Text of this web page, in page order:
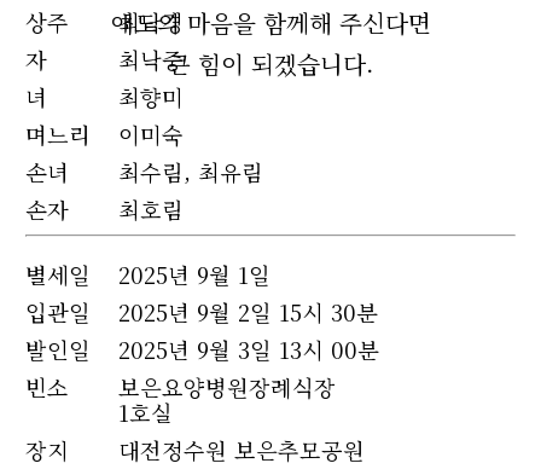
애도의 마음을 함께해 주신다면
큰 힘이 되겠습니다.
상주
최낙경
자
최낙중
녀
최향미
며느리
이미숙
손녀
최수림, 최유림
손자
최호림
별세일
2025년 9월 1일
입관일
2025년 9월 2일 15시 30분
발인일
2025년 9월 3일 13시 00분
빈소
보은요양병원장례식장
1호실
장지
대전정수원 보은추모공원